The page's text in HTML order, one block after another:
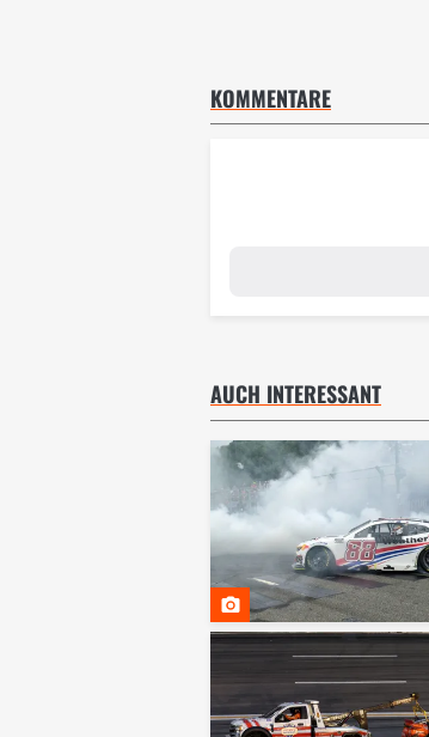
KOMMENTARE
AUCH INTERESSANT